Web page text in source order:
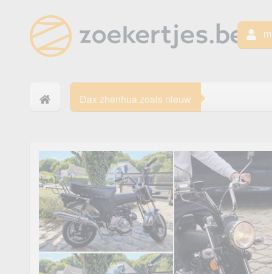
Dax zhenhua zoals nieuw